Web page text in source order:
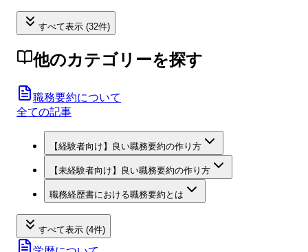
すべて表示 (32件)
他のカテゴリーを探す
職務要約について
全ての記事
【経験者向け】良い職務要約の作り方
【未経験者向け】良い職務要約の作り方
職務経歴書における職務要約とは
すべて表示 (4件)